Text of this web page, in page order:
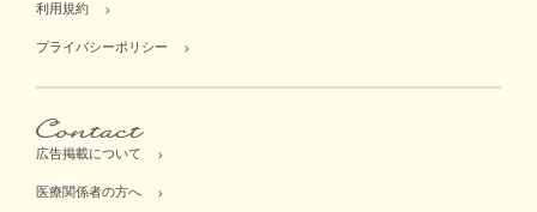
利用規約
プライバシーポリシー
広告掲載について
医療関係者の方へ